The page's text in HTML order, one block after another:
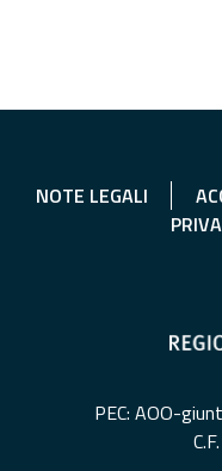
NOTE LEGALI
PEC: AOO-